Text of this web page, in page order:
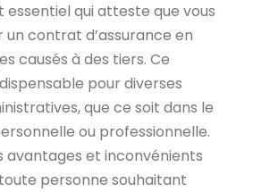
essentiel qui atteste que vous
contrat d’assurance en
causés à des tiers. Ce
pour diverses
que ce soit dans le
ou professionnelle.
avantages et inconvénients
personne souhaitant